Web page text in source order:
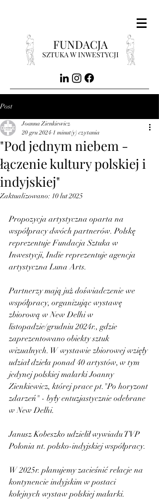
FUNDACJA
SZTUKA W INWESTYCJI
Post
"Pod jednym niebem -
łączenie kultury polskiej i
indyjskiej"
Joanna Zienkiewicz
20 gru 2024 1 minut(y) czytania
Zaktualizowano: 10 lut 2025
Propozycja artystyczna oparta na
współpracy dwóch partnerów. Polskę
reprezentuje Fundacja Sztuka w
Inwestycji, Indie reprezentuje agencja
artystyczna Luna Arts.
Partnerzy mają już doświadczenie we
współpracy, organizując wystawę
zbiorową w New Delhi w
listopadzie/grudniu 2024r., gdzie
zaprezentowano obiekty sztuk
wizualnych. W wystawie zbiorowej wzięły
udział dzieła ponad 40 artystów, w tym
jedynej polskiej malarki Joanny
Zienkiewicz, której prace pt."Po horyzont
zdarzeń" - były entuzjastycznie odebrane
w New Delhi.
Janusz Kobeszko udzielił wywiadu TVP
Polonia nt. polsko-indyjskiej współpracy.
W 2025r. planujemy zacieśnić relacje na
kontynencie indyjskim w postaci
kolejnych wystaw polskiej malarki.